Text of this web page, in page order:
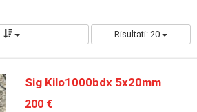
Risultati: 20
Sig Kilo1000bdx 5x20mm
200 €